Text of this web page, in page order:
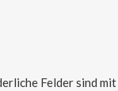
Felder sind mit